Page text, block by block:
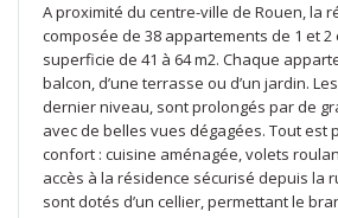
A proximité du centre-ville de Rouen, la
composée de 38 appartements de 1 et 2
superficie de 41 à 64 m2. Chaque
balcon, d’une terrasse ou d’un jardin.
dernier niveau, sont prolongés par de
avec de belles vues dégagées. Tout est
confort : cuisine aménagée, volets
accès à la résidence sécurisé depuis la
sont dotés d’un cellier, permettant le